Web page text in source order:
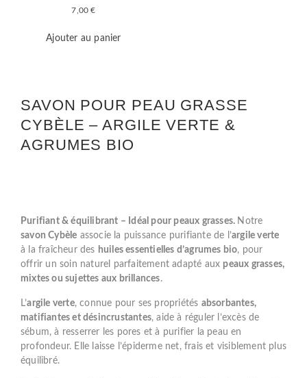
7,00€
Ajouter au panier
SAVON POUR PEAU GRASSE
CYBÈLE – ARGILE VERTE &
AGRUMES BIO
Purifiant & équilibrant – Idéal pour peaux grasses. Notre
savon Cybèle associe la puissance purifiante de l’argile verte
à la fraîcheur des huiles essentielles d’agrumes bio, pour
offrir un soin naturel parfaitement adapté aux peaux grasses,
mixtes ou sujettes aux brillances.
L’argile verte, connue pour ses propriétés absorbantes,
matifiantes et désincrustantes, aide à réguler l’excès de
sébum, à resserrer les pores et à purifier la peau en
profondeur. Elle laisse l’épiderme net, frais et visiblement plus
équilibré.